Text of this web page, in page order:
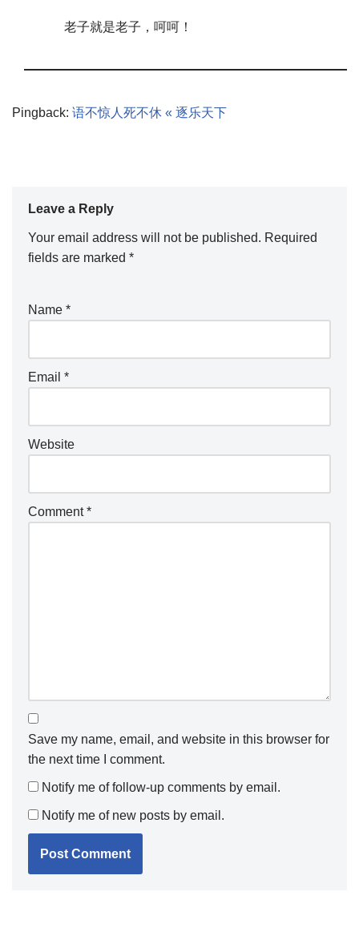
老子就是老子，呵呵！
Pingback: 语不惊人死不休 « 逐乐天下
Leave a Reply
Your email address will not be published. Required
fields are marked *
Name *
Email *
Website
Comment*
Save my name, email, and website in this browser for
the next time I comment.
Notify me of follow-up comments by email.
Notify me of new posts by email.